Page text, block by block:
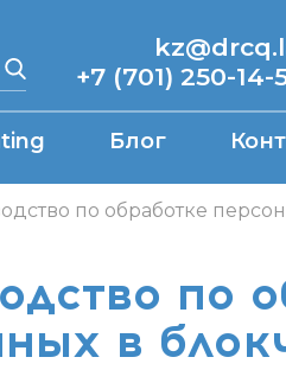
+7 (701) 250-14-
Блог
по обработке
по
в